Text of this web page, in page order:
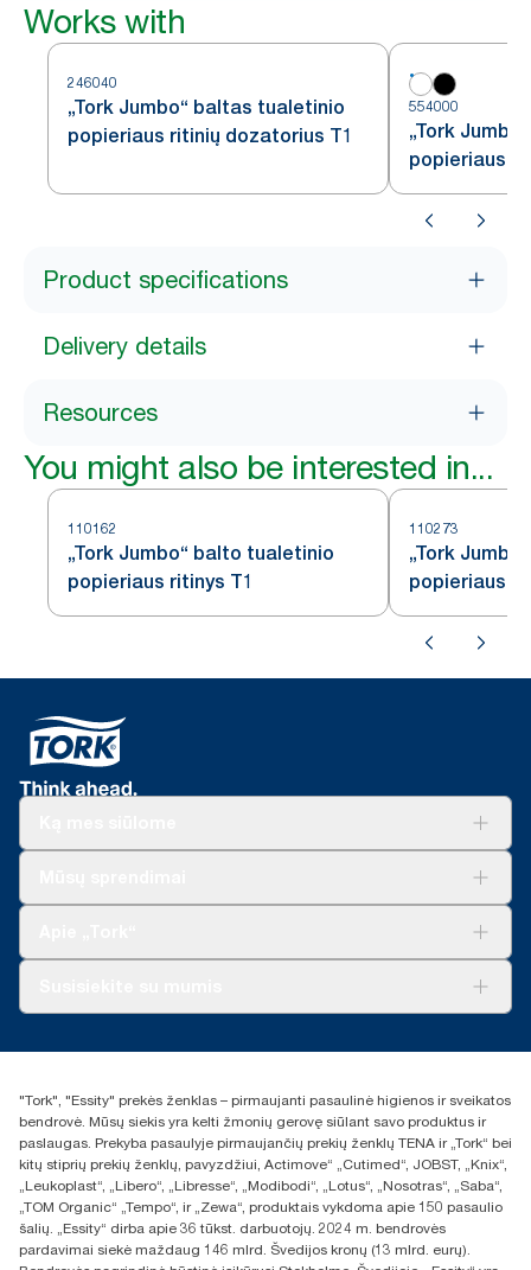
Works with
246040
„Tork Jumbo“ baltas tualetinio
popieriaus ritinių dozatorius T1
554000
„Tork
popieriaus
baltas, T1
Product specifications
Delivery details
Resources
You might also be interested in...
110162
„Tork Jumbo“ balto tualetinio
popieriaus ritinys T1
110273
„Tork
popieriaus
+370 5 268 3455
UAB Essity Lithuania
Naugarduko g. 98
LT-03160 Vilnius, Lietuva
"Tork", "Essity" prekės ženklas – pirmaujanti pasaulinė higienos ir sveikatos
bendrovė. Mūsų siekis yra kelti žmonių gerovę siūlant savo produktus ir
paslaugas. Prekyba pasaulyje pirmaujančių prekių ženklų TENA ir „Tork“ bei
kitų stiprių prekių ženklų, pavyzdžiui, Actimove“ „Cutimed“, JOBST, „Knix“,
„Leukoplast“, „Libero“, „Libresse“, „Modibodi“, „Lotus“, „Nosotras“, „Saba“,
„TOM Organic“ „Tempo“, ir „Zewa“, produktais vykdoma apie 150 pasaulio
šalių. „Essity“ dirba apie 36 tūkst. darbuotojų. 2024 m. bendrovės
pardavimai siekė maždaug 146 mlrd. Švedijos kronų (13 mlrd. eurų).